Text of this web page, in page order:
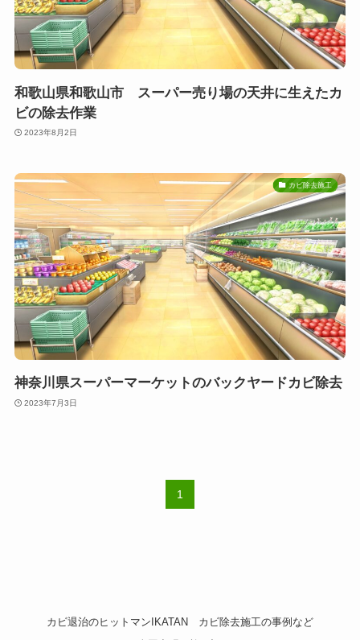
和歌山県和歌山市 スーパー売り場の天井に生えたカ
ビの除去作業
2023年8月2日
カビ除去施工
神奈川県スーパーマーケットのバックヤードカビ除去
2023年7月3日
1
カビ退治のヒットマンIKATAN
カビ除去施工の事例など